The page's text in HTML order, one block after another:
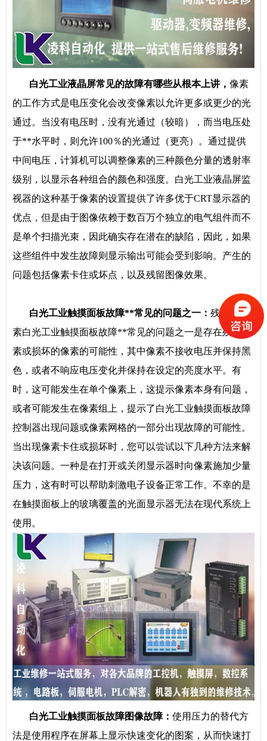
白光工业液晶屏常见的故障有哪些从根本上讲， 像素
的工作方式是电压变化会改变像素以允许更多或更少的光
通过。当没有电压时，没有光通过（较暗），而当电压处
于**水平时，则允许100％的光通过（更亮）。通过提供
中间电压，计算机可以调整像素的三种颜色分量的透射率
级别，以显示各种组合的颜色和强度。白光工业液晶屏监
视器的这种基于像素的设置提供了许多优于CRT显示器的
优点，但是由于图像依赖于数百万个独立的电气组件而不
是单个扫描光束，因此确实存在潜在的缺陷，因此，如果
这些组件中发生故障则显示输出可能会受到影响。产生的
问题包括像素卡住或坏点，以及残留图像效果。
白光工业触摸面板故障**常见的问题之一： 残留的像
素白光工业触摸面板故障**常见的问题之一是存在残留像
素或损坏的像素的可能性，其中像素不接收电压并保持黑
色，或者不响应电压变化并保持在设定的亮度水平。有
时，这可能发生在单个像素上，这提示像素本身有问题，
或者可能发生在像素组上，提示了白光工业触摸面板故障
控制器出现问题或像素网格的一部分出现故障的可能性。
当出现像素卡住或损坏时，您可以尝试以下几种方法来解
决该问题。一种是在打开或关闭显示器时向像素施加少量
压力，这有时可以帮助刺激电子设备正常工作。不幸的是
在触摸面板上的玻璃覆盖的光面显示器无法在现代系统上
使用。
白光工业触摸面板故障图像故障： 使用压力的替代方
法是使用程序在屏幕上显示快速变化的图案，从而快速打